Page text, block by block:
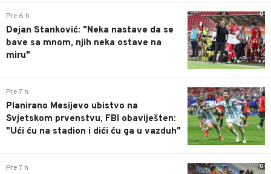
0
Pre 6 h
Dejan Stanković: "Neka nastave da se
bave sa mnom, njih neka ostave na
miru"
0
Pre 7 h
Planirano Mesijevo ubistvo na
Svjetskom prvenstvu, FBI obaviješten:
"Ući ću na stadion i dići ću ga u vazduh"
0
Pre 7 h